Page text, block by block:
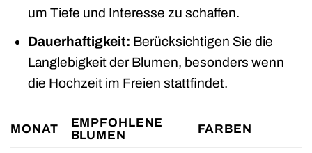
um Tiefe und Interesse zu schaffen.
Dauerhaftigkeit: Berücksichtigen Sie die
Langlebigkeit der Blumen, besonders wenn
die Hochzeit im Freien stattfindet.
MONAT
EMPFOHLENE
BLUMEN
FARBEN